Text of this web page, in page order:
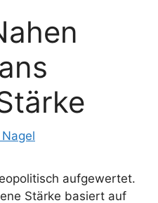
aufgewertet.
Stärke basiert auf